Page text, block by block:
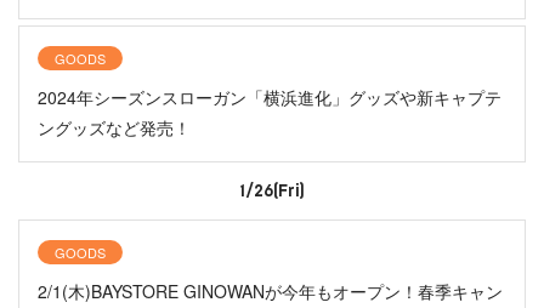
GOODS
2024年シーズンスローガン「横浜進化」グッズや新キャプテ
ングッズなど発売！
1/26(Fri)
GOODS
2/1(木)BAYSTORE GINOWANが今年もオープン！春季キャン